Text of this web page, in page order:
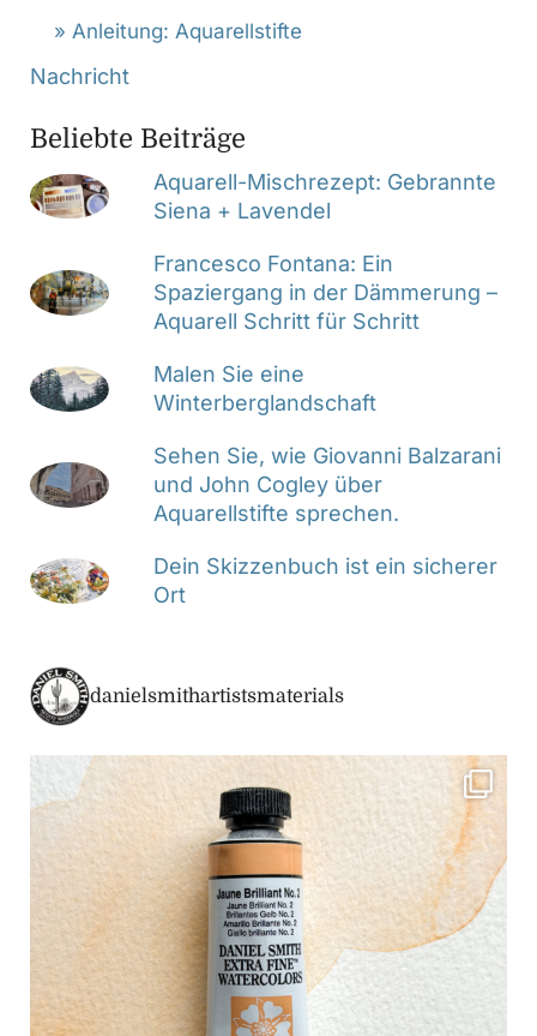
» Anleitung: Aquarellstifte
Nachricht
Beliebte Beiträge
Aquarell-Mischrezept: Gebrannte
Siena + Lavendel
Francesco Fontana: Ein
Spaziergang in der Dämmerung –
Aquarell Schritt für Schritt
Malen Sie eine
Winterberglandschaft
Sehen Sie, wie Giovanni Balzarani
und John Cogley über
Aquarellstifte sprechen.
Dein Skizzenbuch ist ein sicherer
Ort
danielsmithartistsmaterials